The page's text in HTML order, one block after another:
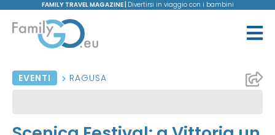
FAMILY TRAVEL MAGAZINE | Divertirsi in viaggio con i bambini
EVENTI RAGUSA